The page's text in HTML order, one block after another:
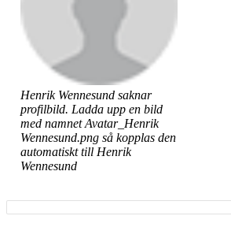
Henrik Wennesund saknar
profilbild. Ladda upp en bild
med namnet Avatar_Henrik
Wennesund.png så kopplas den
automatiskt till Henrik
Wennesund